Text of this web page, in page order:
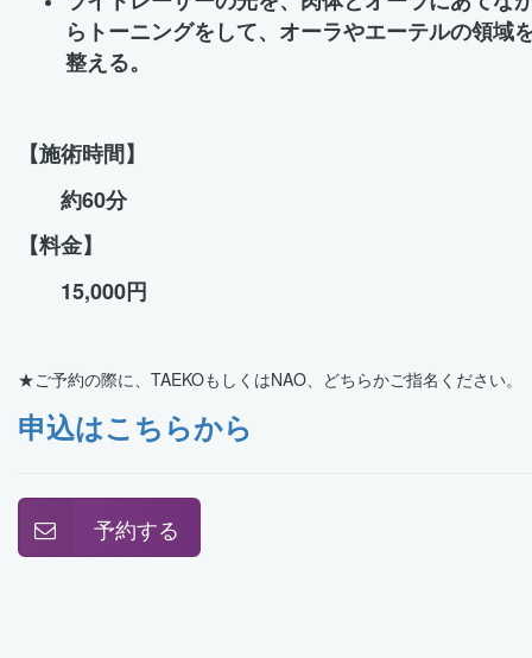
らトーニングをして、オーラやエーテルの領域
整える。
【施術時間】
約60分
【料金】
15,000円
★ご予約の際に、TAEKOもしくはNAO、どちらかご指名ください。
申込はこちらから
予約する